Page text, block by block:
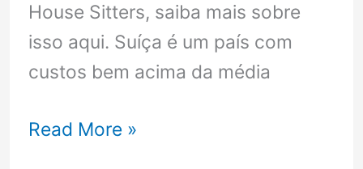
House Sitters, saiba mais sobre
isso aqui. Suíça é um país com
custos bem acima da média
Nosso
Read More »